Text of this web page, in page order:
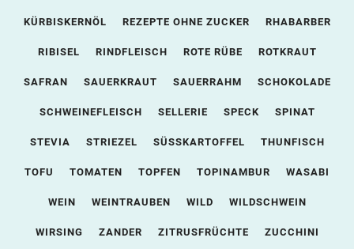
KÜRBISKERNÖL REZEPTE OHNE ZUCKER RHABARBER
RIBISEL RINDFLEISCH ROTE RÜBE ROTKRAUT
SAFRAN SAUERKRAUT SAUERRAHM SCHOKOLADE
SCHWEINEFLEISCH SELLERIE SPECK SPINAT
STEVIA STRIEZEL SÜSSKARTOFFEL THUNFISCH
TOFU TOMATEN TOPFEN TOPINAMBUR WASABI
WEIN WEINTRAUBEN WILD WILDSCHWEIN
WIRSING ZANDER ZITRUSFRÜCHTE ZUCCHINI